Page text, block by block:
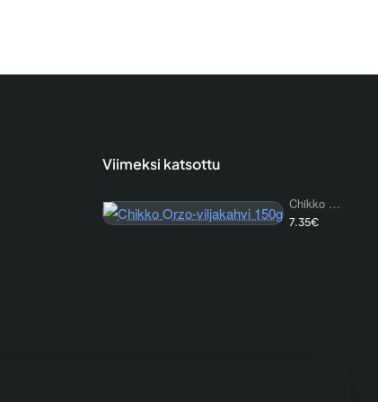
Viimeksi katsottu
Chikko Orzo-viljakahvi 150g
7.35€